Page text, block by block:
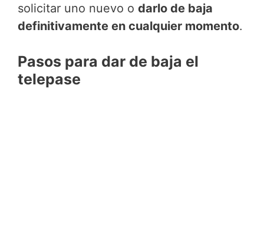
solicitar uno nuevo o darlo de baja
definitivamente en cualquier momento.
Pasos para dar de baja el
telepase